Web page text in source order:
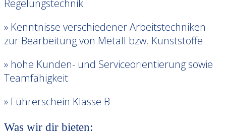
Regelungstechnik
» Kenntnisse verschiedener Arbeitstechniken
zur Bearbeitung von Metall bzw. Kunststoffe
» hohe Kunden- und Serviceorientierung sowie
Teamfähigkeit
» Führerschein Klasse B
Was wir dir bieten: